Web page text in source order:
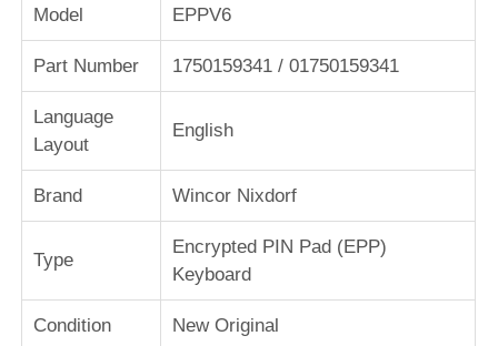
Αρχική Σελίδα
Βίντεο
Σχετικά με εμάς
Model EPPV6
Part Number 1750159341 / 01750159341
Language
Layout
English
Brand Wincor Nixdorf
Type
Encrypted PIN Pad (EPP)
Keyboard
Condition New Original